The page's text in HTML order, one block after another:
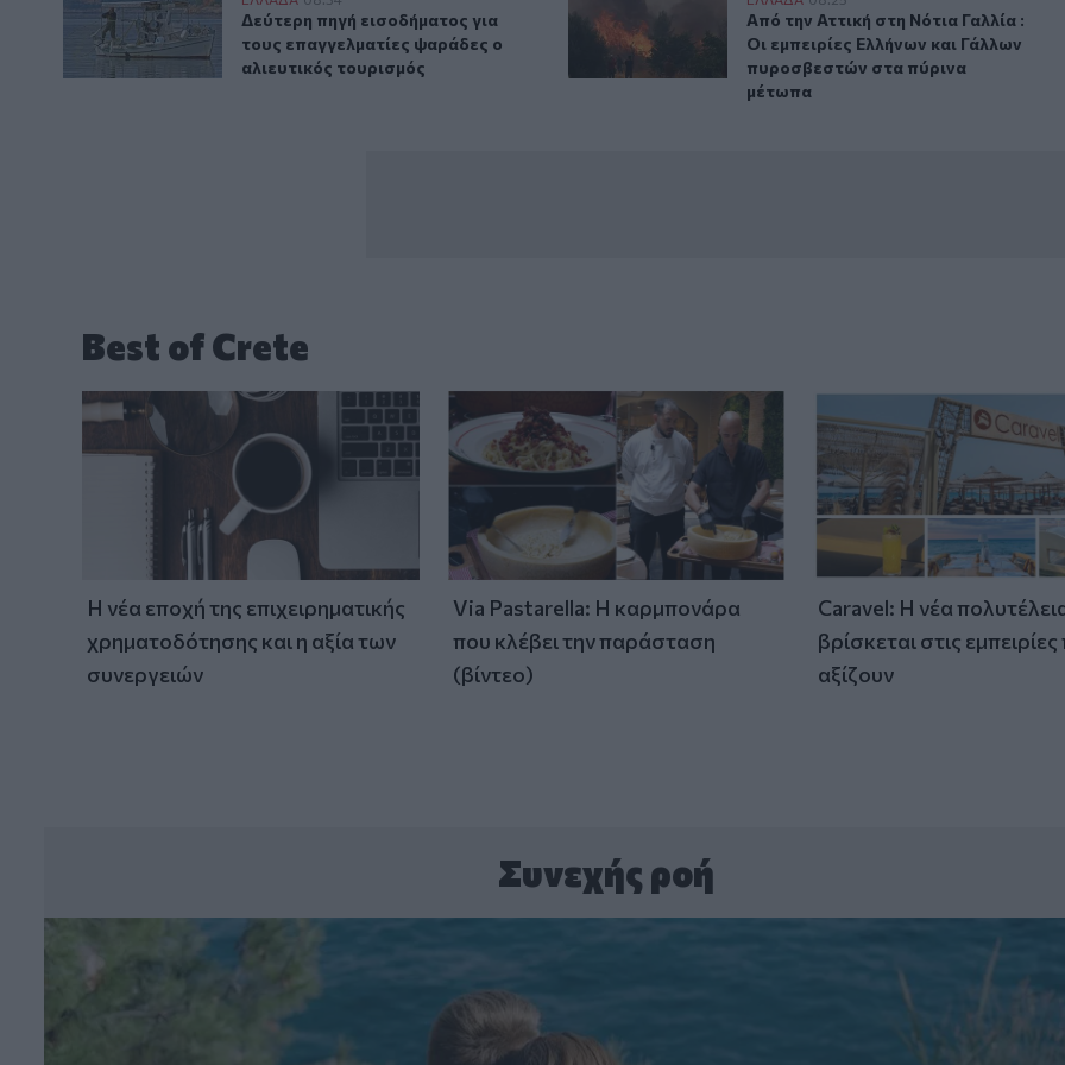
Δεύτερη πηγή εισοδήματος για τους επαγγελματίες ψαράδες ο αλιευτικός τουρισμός
Δεύτερη πηγή εισοδήματος για
τους επαγγελματίες ψαράδες ο
αλιευτικός τουρισμός
Από την Αττική στη Νότια Γαλλία :
Από την Αττική στη Νότια Γαλλία :
Οι εμπειρίες Ελλήνων και Γάλλων
πυροσβεστών στα πύρινα
μέτωπα
Best of Crete
Η νέα εποχή της επιχειρηματικής
χρηματοδότησης και η αξία των
συνεργειών
Via Pastarella: Η καρμπονάρα
που κλέβει την παράσταση
(βίντεο)
Caravel: Η νέα
βρίσκεται στις
αξίζουν
Συνεχής ροή